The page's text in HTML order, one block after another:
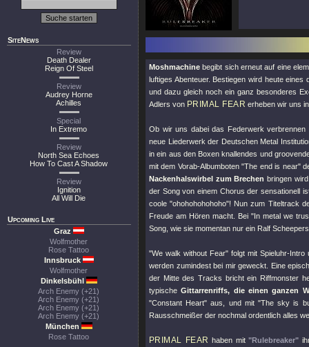
SiteNews
Review
Death Dealer
Reign Of Steel
Review
Audrey Horne
Achilles
Special
In Extremo
Review
North Sea Echoes
How To Cast A Shadow
Review
Ignition
All Will Die
Upcoming Live
Graz
Wolfmother
Rose Tattoo
Innsbruck
Wolfmother
Dinkelsbühl
Arch Enemy (+21)
Arch Enemy (+21)
Arch Enemy (+21)
Arch Enemy (+21)
München
Rose Tattoo
Moshmachine begibt sich erneut auf eine
luftiges Abenteuer. Bestiegen wird heute
und dazu gleich noch ein ganz besonderes
Adlers von PRIMAL FEAR erheben wir uns
Ob wir uns dabei das Federwerk
neue Liederwerk der Deutschen Metal
in ein aus den Boxen knallendes und
mit dem Vorab-Albumboten"The end is near"
Nackenhalswirbel zum Brechen bringen
der Song von einem Chorus der sensationell
coole"ohohohohohoho"! Nun zum Titeltrack
Freude am Hören macht. Bei "In metal we
Song, wie sie momentan nur ein Ralf
"We walk without Fear"folgt mit Spieluhr-Intro
werden zumindest bei mir geweckt. Eine
der Mitte des Tracks bricht ein Riffmonster
typischeGittarrenriffs, die einen ganzen
"Constant Heart" aus, und mit "The sky is
Rausschmeißer der nochmal ordentlich alles
PRIMAL FEAR haben mit"Rulebreaker"